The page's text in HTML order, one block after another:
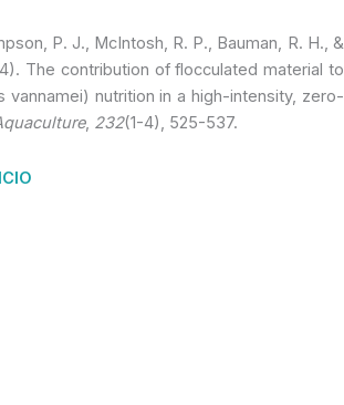
P. J., McIntosh, R. P., Bauman, R. H., &
The contribution of flocculated material to
vannamei) nutrition in a high-intensity, zero-
, 232(1-4), 525-537.